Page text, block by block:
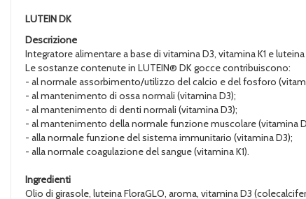
LUTEIN DK
Descrizione
Integratore alimentare a base di vitamina D3, vitamina K1 e
Le sostanze contenute in LUTEIN® DK gocce contribuiscono:
- al normale assorbimento/utilizzo del calcio e del fosforo
- al mantenimento di ossa normali (vitamina D3);
- al mantenimento di denti normali (vitamina D3);
- al mantenimento della normale funzione muscolare (vitamina
- alla normale funzione del sistema immunitario (vitamina D3);
- alla normale coagulazione del sangue (vitamina K1).
Ingredienti
Olio di girasole, luteina FloraGLO, aroma, vitamina D3